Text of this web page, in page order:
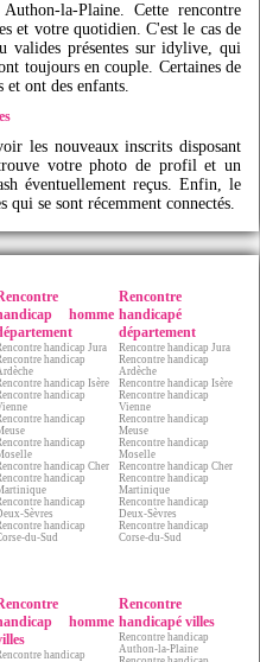
la-Plaine. Cette rencontre
et votre quotidien. C'est le cas de
valides présentes suridylive, qui
toujours en couple. Certaines de
et ont des enfants.
les nouveaux inscrits disposant
votre photo de profil et un
éventuellement reçus. Enfin, le
qui se sont récemment connectés.
homme
handicap Jura
handicap
handicap Isère
handicap
handicap
handicap
handicap Cher
handicap
handicap
Sèvres
handicap
du-Sud
Rencontre
handicapé
département
Rencontre handicap Jura
Rencontre handicap
Ardèche
Rencontre handicap Isère
Rencontre handicap
Vienne
Rencontre handicap
Meuse
Rencontre handicap
Moselle
Rencontre handicap Cher
Rencontre handicap
Martinique
Rencontre handicap
Deux-Sèvres
Rencontre handicap
Corse-du-Sud
homme
handicap
Rencontre
handicapé villes
Rencontre handicap
Authon-la-Plaine